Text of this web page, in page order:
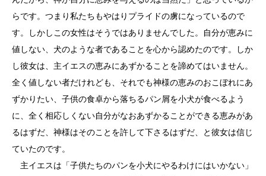
らです。つまり私たちもやはりプライドの虜になっているので
す。しかしこの女性はそうではありませんでした。自分が恵みに
値しない、犬のような者であることを心から認めたのです。しか
し彼女は、主イエスの恵みにあずかることを諦めてはいません。
全く値しない者だけれども、それでも神様の恵みのおこぼれにあ
ずかりたい、子供の食卓から落ちるパン屑を小犬が食べるよう
に、全く相応しくない自分がなおあずかることができる恵みがあ
るはずだ、神様はそのことを許して下さるはずだ、と彼女は信じ
ていたのです。
主イエスは「子供たちのパンを小犬にやるわけにはいかない」